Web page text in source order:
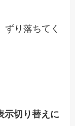
ずり落ちてく
示切り替えに